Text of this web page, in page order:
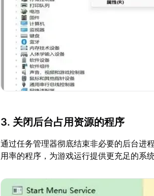
3. 关闭后台占用资源的程序
通过任务管理器彻底结束非必要的后台进
用率的程序，为游戏运行提供更充足的系统